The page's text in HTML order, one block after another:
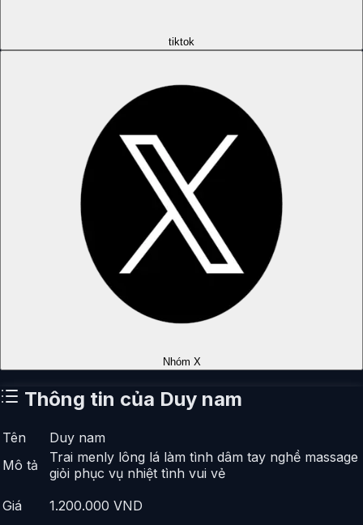
tiktok
Nhóm X
Thông tin của Duy nam
Tên
Duy nam
Mô tả
Trai menly lông lá làm tình dâm tay nghề massage
giỏi phục vụ nhiệt tình vui vẻ
Giá
1.200.000 VND